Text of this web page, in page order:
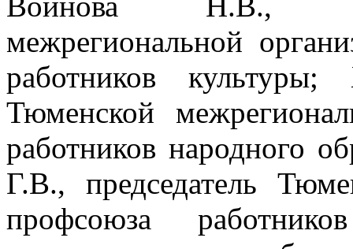
межрегиональной
работников культуры;
Тюменской
работников народного
Г.В., председатель
профсоюза